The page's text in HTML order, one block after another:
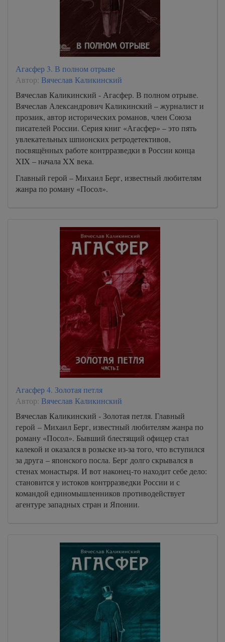
Агасфер 3. В полном отрыве
Автор: Вячеслав Каликинский
Вячеслав Каликинский - Агасфер. В полном отрыве.
Вячеслав Александрович Каликинский – журналист и
прозаик, автор исторических романов, член Союза
писателей России. Серия книг «Агасфер» – это пять
увлекательных шпионских ретродетективов,
посвящённых работе контрразведки в России конца
XIX – начала XX века.
Главный герой – Михаил Берг, известный любителям
жанра по роману «Посол».
Агасфер 4. Золотая петля
Автор: Вячеслав Каликинский
Вячеслав Каликинский - Золотая петля. Главный
герой – Михаил Берг, известный любителям жанра по
роману «Посол». Бывший блестящий офицер стал
калекой и оказался в розыске из-за того, что вступился
за друга – японского посла. Берг долго скрывался в
стенах монастыря. И вот наконец-то находит себе дело:
становится у истоков контрразведки России и с
командой единомышленников противодействует
агентуре западных стран и Японии.